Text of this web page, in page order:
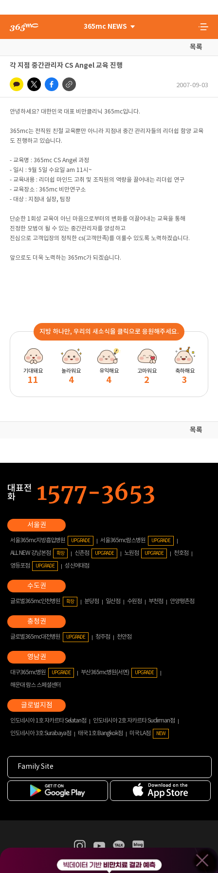
365mc NEWS
목록
각 지점 중간관리자 CS Angel 교육 진행
2007-09-03
안녕하세요? 대한민국 대표 비만클리닉 365mc입니다.
365mc는 전직원 친절 교육뿐만 아니라 지점내 중간 관리자들의 리더쉽 함양 교육
도 진행하고 있습니다.
- 교육명 : 365mc CS Angel 과정
- 일시 : 9월 5일 수요일 am 11시~
- 교육내용 : 리더쉽 마인드 고취 및 조직원의 역량을 끌어내는 리더쉽 연구
- 교육장소 : 365mc 비만연구소
- 대상 : 지점내 실장, 팀장
단순한 1회성 교육이 아닌 마음으로부터의 변화를 이끌어내는 교육을 통해
진정한 모범이 될 수 있는 중간관리자를 양성하고
진심으로 고객입장의 정직한 cs(고객만족)를 이룰수 있도록 노력하겠습니다.
앞으로도 더욱 노력하는 365mc가 되겠습니다.
지방 하나만, 우리의 새소식을 클릭으로 응원해주세요.
기대돼요
11
놀라워요
4
유익해요
4
고마워요
2
축하해요
3
목록
대표전
화
서울365mc지방흡입병원 UPGRADE 서울365mc람스병원 UPGRADE
ALL NEW 강남본점 확장 신촌점 UPGRADE 노원점 UPGRADE
천호점
영등포점
UPGRADE 성신여대점
글로벌365mc인천병원 확장 분당점 일산점 수원점 부천점 안양평촌점
글로벌365mc대전병원 UPGRADE 청주점 천안점
대구365mc병원 UPGRADE 부산365mc병원(서면) UPGRADE
해운대 람스 스페셜센터
인도네시아 1호 자카르타 Selatan점
인도네시아 2호 자카르타 Sudirman점
인도네시아 3호 Surabaya점
태국 1호 Bangkok점 미국 LA점 NEW
Family Site
365mc 병·의원 이용약관
홈페이지 이용약관